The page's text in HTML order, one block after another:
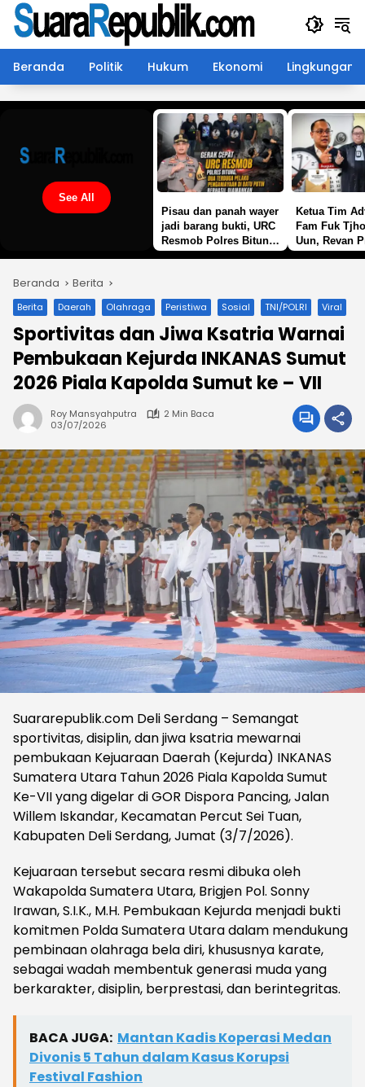
Langsung
konten
Beranda
Politik Hukum Ekonomi Lingkungan
See All
Pisau dan panah wayer
jadi barang bukti, URC
Resmob Polres Bitung
Ketua Tim
Fam Fuk
Uun, Revan
Beranda Berita
Berita Daerah Olahraga Peristiwa Sosial TNI/POLRI Viral
Sportivitas dan Jiwa Ksatria Warnai
Pembukaan Kejurda INKANAS Sumut
2026 Piala Kapolda Sumut ke – VII
Roy Mansyahputra
2 Min Baca
03/07/2026
Suararepublik.com Deli Serdang – Semangat
sportivitas, disiplin, dan jiwa ksatria mewarnai
pembukaan Kejuaraan Daerah (Kejurda) INKANAS
Sumatera Utara Tahun 2026 Piala Kapolda Sumut
Ke-VII yang digelar di GOR Dispora Pancing, Jalan
Willem Iskandar, Kecamatan Percut Sei Tuan,
Kabupaten Deli Serdang, Jumat (3/7/2026).
Kejuaraan tersebut secara resmi dibuka oleh
Wakapolda Sumatera Utara, Brigjen Pol. Sonny
Irawan, S.I.K., M.H. Pembukaan Kejurda menjadi bukti
komitmen Polda Sumatera Utara dalam mendukung
pembinaan olahraga bela diri, khususnya karate,
sebagai wadah membentuk generasi muda yang
berkarakter, disiplin, berprestasi, dan berintegritas.
BACA JUGA: Mantan Kadis Koperasi Medan
Divonis 5 Tahun dalam Kasus Korupsi
Festival Fashion